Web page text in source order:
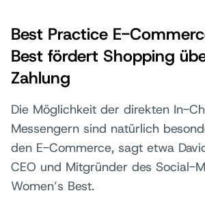
Best Practice E-
Best fördert Shopping
Zahlung
Die Möglichkeit der direkten In-
Messengern sind natürlich
den E-Commerce, sagt etwa
CEO und Mitgründer des Social-
Women’s Best.